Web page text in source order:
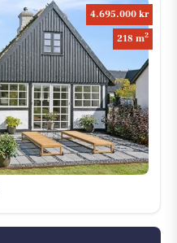
4.695.000 kr
218 m2